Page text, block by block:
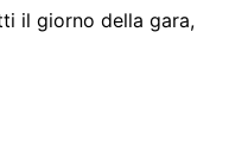
il giorno della gara,